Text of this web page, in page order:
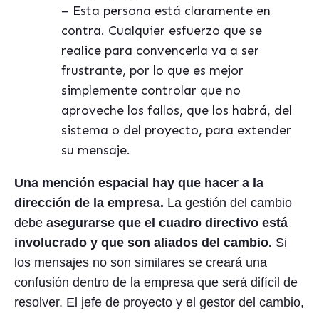
– Esta persona está claramente en
contra. Cualquier esfuerzo que se
realice para convencerla va a ser
frustrante, por lo que es mejor
simplemente controlar que no
aproveche los fallos, que los habrá, del
sistema o del proyecto, para extender
su mensaje.
Una mención espacial hay que hacer a la
dirección de la empresa. La gestión del cambio
debe asegurarse que el cuadro directivo está
involucrado y que son aliados del cambio. Si
los mensajes no son similares se creará una
confusión dentro de la empresa que será difícil de
resolver. El jefe de proyecto y el gestor del cambio,